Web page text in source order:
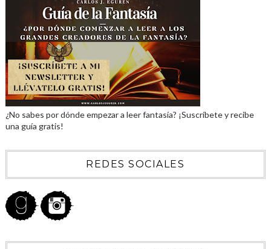
¿No sabes por dónde empezar a leer fantasía? ¡Suscríbete y recibe
una guía gratis!
REDES SOCIALES